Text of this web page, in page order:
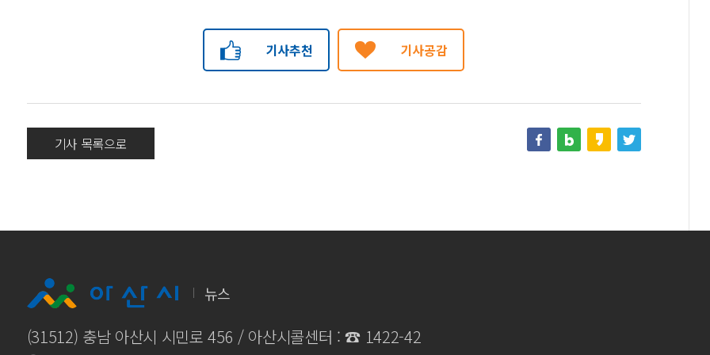
기사추천 기사공감
기사 목록으로
뉴스
(31512) 충남 아산시 시민로 456 / 아산시콜센터 : ☎ 1422-42